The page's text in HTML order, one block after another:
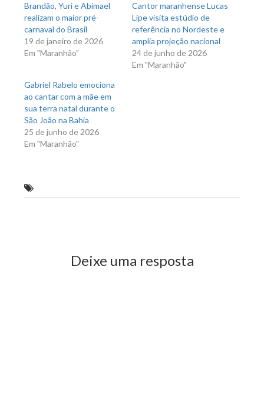
Brandão, Yuri e Abimael
realizam o maior pré-
carnaval do Brasil
19 de janeiro de 2026
Em "Maranhão"
Cantor maranhense Lucas
Lipe visita estúdio de
referência no Nordeste e
amplia projeção nacional
24 de junho de 2026
Em "Maranhão"
Gabriel Rabelo emociona
ao cantar com a mãe em
sua terra natal durante o
São João na Bahia
25 de junho de 2026
Em "Maranhão"
Deixe uma resposta